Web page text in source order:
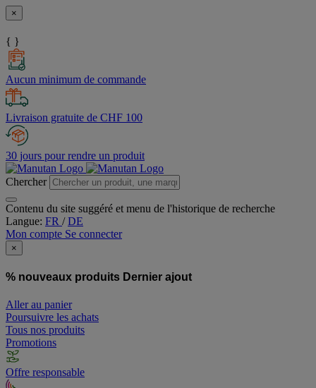
×
{ }
Aucun minimum de commande
Livraison gratuite de CHF 100
30 jours pour rendre un produit
Chercher
Contenu du site suggéré et menu de l'historique de recherche
Langue: FR /DE
Mon compte Se connecter
×
% nouveaux produits Dernier ajout
Aller au panier
Poursuivre les achats
Tous nos produits
Promotions
Offre responsable